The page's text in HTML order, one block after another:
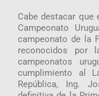
Cabe destacar que
Campeonato
campeonato de la
reconocidos por
campeonatos
cumplimiento al
República, Ing.